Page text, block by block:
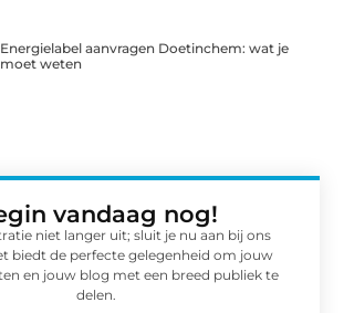
Energielabel aanvragen Doetinchem: wat je
moet weten
vandaag nog!
niet langer uit; sluit je nu aan bij ons
biedt de perfecte gelegenheid om jouw
en jouw blog met een breed publiek te
delen.